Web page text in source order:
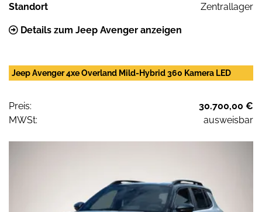
Standort Zentrallager
Details zum Jeep Avenger anzeigen
Jeep Avenger 4xe Overland Mild-Hybrid 360 Kamera LED
Preis:
30.700,00 €
MWSt:
ausweisbar